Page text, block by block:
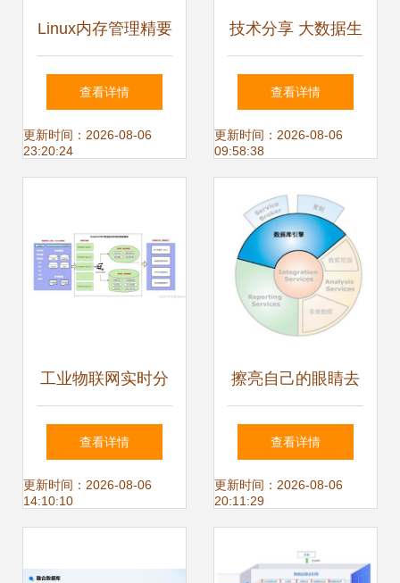
Linux内存管理精要
从内核机理到数据
处理与存储支撑
查看详情
更新时间：2026-08-06
23:20:24
技术分享 大数据生
态下的分布式存储
—— 揭秘 HBase
支持服务
查看详情
更新时间：2026-08-06
09:58:38
工业物联网实时分
析的秒级革命 拆解
DolphinDB如何攻
查看详情
更新时间：2026-08-06
14:10:10
擦亮自己的眼睛去
看SQL Server之整
体介绍(1)
查看详情
更新时间：2026-08-06
20:11:29